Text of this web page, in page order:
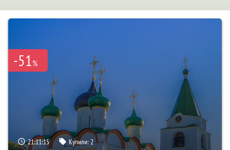
-51%
21:11:13 Купили:2